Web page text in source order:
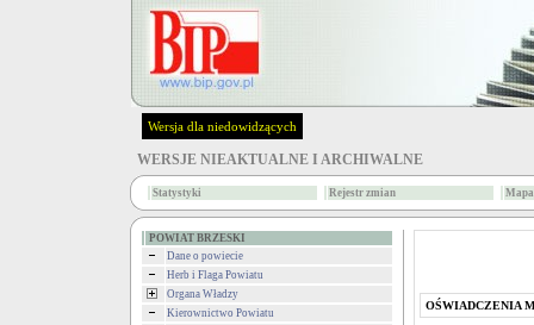
Wersja dla niedowidzących
WERSJE NIEAKTUALNE I ARCHIWALNE
Statystyki Rejestr zmian
POWIAT BRZESKI
Dane o powiecie
Herb i Flaga Powiatu
Organa Władzy
Kierownictwo Powiatu
OŚWIADCZENIA